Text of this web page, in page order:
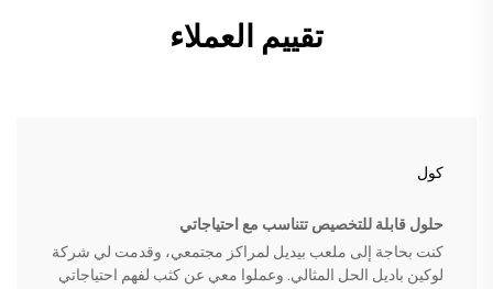
تقييم العملاء
كول
حلول قابلة للتخصيص تتناسب مع احتياجاتي
كنت بحاجة إلى ملعب بيديل لمراكز مجتمعي، وقدمت لي شركة
لوكين باديل الحل المثالي. وعملوا معي عن كثب لفهم احتياجاتي